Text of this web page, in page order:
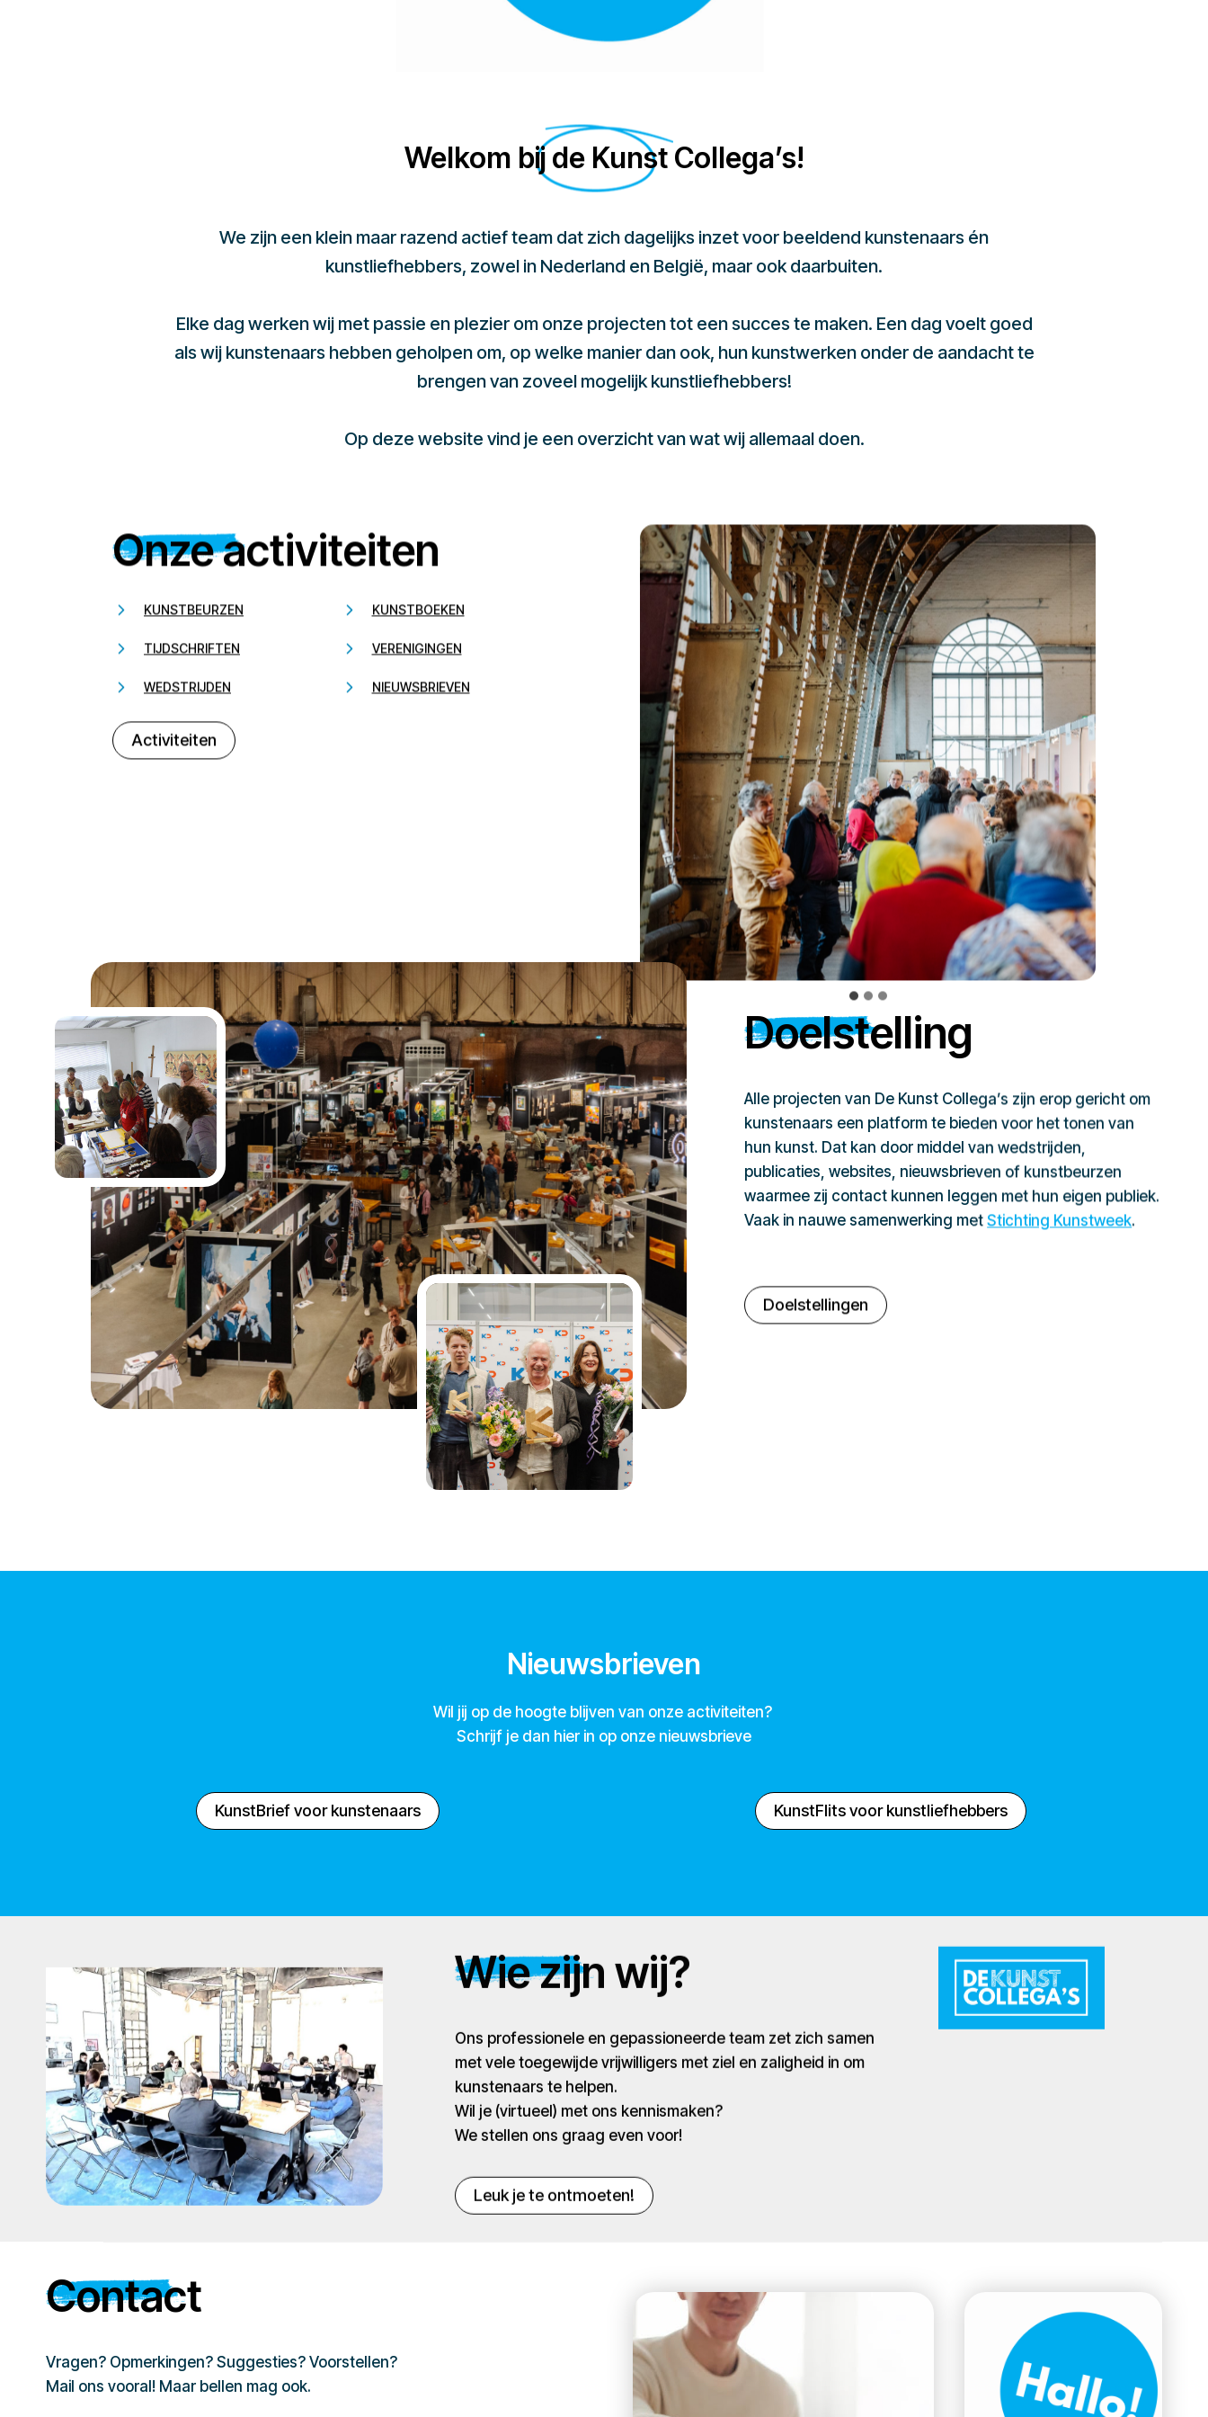
Welkom bij de Kunst Collega’s!
We zijn een klein maar razend actief team dat zich dagelijks inzet voor beeldend kunstenaars én
kunstliefhebbers, zowel in Nederland en België, maar ook daarbuiten.
Elke dag werken wij met passie en plezier om onze projecten tot een succes te maken. Een dag voelt goed
als wij kunstenaars hebben geholpen om, op welke manier dan ook, hun kunstwerken onder de aandacht te
brengen van zoveel mogelijk kunstliefhebbers!
Op deze website vind je een overzicht van wat wij allemaal doen.
Onze activiteiten
KUNSTBEURZEN KUNSTBOEKEN
TIJDSCHRIFTEN VERENIGINGEN
WEDSTRIJDEN NIEUWSBRIEVEN
Activiteiten
Doelstelling
Alle projecten van De Kunst Collega’s zijn erop gericht om
kunstenaars een platform te bieden voor het tonen van
hun kunst. Dat kan door middel van wedstrijden,
publicaties, websites, nieuwsbrieven of kunstbeurzen
waarmee zij contact kunnen leggen met hun eigen publiek.
Vaak in nauwe samenwerking metStichting Kunstweek.
Doelstellingen
Nieuwsbrieven
Wil jij op de hoogte blijven van onze activiteiten?
Schrijf je dan hier in op onze nieuwsbrieve
KunstBrief voor kunstenaars KunstFlits voor kunstliefhebbers
Wie zijn wij?
Ons professionele en gepassioneerde team zet zich samen
met vele toegewijde vrijwilligers met ziel en zaligheid in om
kunstenaars te helpen.
Wil je (virtueel) met ons kennismaken?
We stellen ons graag even voor!
Leuk je te ontmoeten!
Contact
Vragen? Opmerkingen? Suggesties? Voorstellen?
Mail ons vooral! Maar bellen mag ook.